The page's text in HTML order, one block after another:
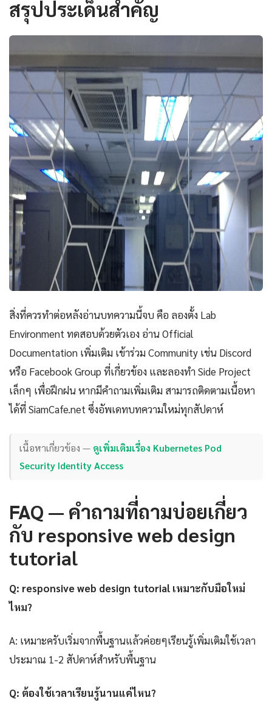
สรุปประเด็นสำคัญ
สิ่งที่ควรทำต่อหลังอ่านบทความนี้จบ คือ ลองตั้ง Lab
Environment ทดสอบด้วยตัวเอง อ่าน Official
Documentation เพิ่มเติม เข้าร่วม Community เช่น Discord
หรือ Facebook Group ที่เกี่ยวข้อง และลองทำ Side Project
เล็กๆ เพื่อฝึกฝน หากมีคำถามเพิ่มเติม สามารถติดตามเนื้อหา
ได้ที่ SiamCafe.net ซึ่งอัพเดทบทความใหม่ทุกสัปดาห์
เนื้อหาเกี่ยวข้อง — ดูเพิ่มเติมเรื่อง Kubernetes Pod
Security Identity Access
FAQ — คำถามที่ถามบ่อยเกี่ยว
กับ responsive web design
tutorial
Q: responsive web design tutorial เหมาะกับมือใหม่
ไหม?
A: เหมาะครับเริ่มจากพื้นฐานแล้วค่อยๆเรียนรู้เพิ่มเติมใช้เวลา
ประมาณ 1-2 สัปดาห์สำหรับพื้นฐาน
Q: ต้องใช้เวลาเรียนรู้นานแค่ไหน?